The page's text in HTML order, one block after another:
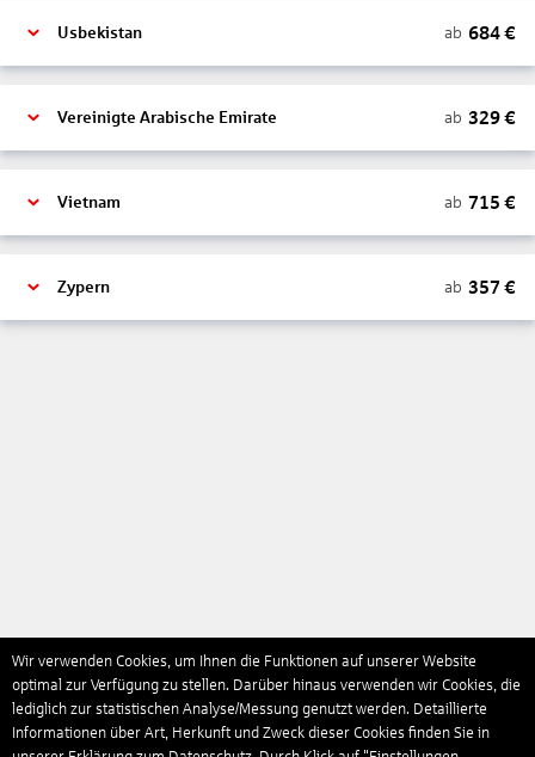
Usbekistan ab 684€
Vereinigte Arabische Emirate ab 329€
Vietnam ab 715 €
Zypern ab 357 €
Wir verwenden Cookies, um Ihnen die Funktionen auf unserer Website
optimal zur Verfügung zu stellen. Darüber hinaus verwenden wir Cookies, die
lediglich zur statistischen Analyse/Messung genutzt werden. Detaillierte
Informationen über Art, Herkunft und Zweck dieser Cookies finden Sie in